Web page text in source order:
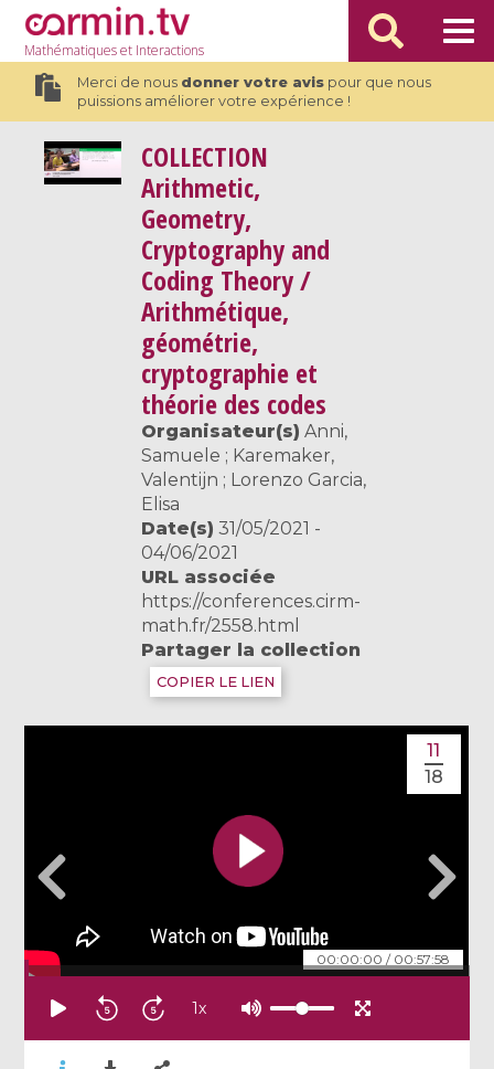
Mathématiqueset Interactions
Merci de nous donner votre avispour que nous
puissions améliorer votre expérience !
COLLECTION
Arithmetic,
Geometry,
Cryptography and
Coding Theory /
Arithmétique,
géométrie,
cryptographie et
théorie des codes
Organisateur(s) Anni,
Samuele ; Karemaker,
Valentijn ; Lorenzo Garcia,
Elisa
Date(s) 31/05/2021 -
04/06/2021
URL associée
https://conferences.cirm-
math.fr/2558.html
Partager la collection
COPIER LE LIEN
00:00:00 / 00:57:58
11
18
1x